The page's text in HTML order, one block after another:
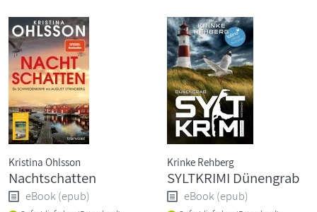
Kristina Ohlsson
Nachtschatten
eBook (epub)
Krinke Rehberg
SYLTKRIMI Dünengrab
eBook (epub)